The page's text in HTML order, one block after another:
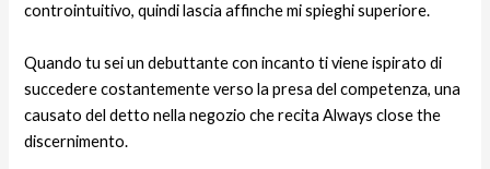
controintuitivo, quindi lascia affinche mi spieghi superiore.
Quando tu sei un debuttante con incanto ti viene ispirato di
succedere costantemente verso la presa del competenza, una
causato del detto nella negozio che recita Always close the
discernimento.